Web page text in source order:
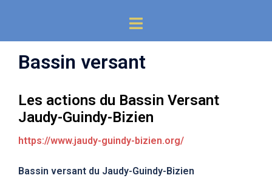
contenu
Ouvrir/fermer
Bassin versant
Les actions du Bassin Versant
Jaudy-Guindy-Bizien
https://www.jaudy-guindy-bizien.org/
Bassin versant du Jaudy-Guindy-Bizien